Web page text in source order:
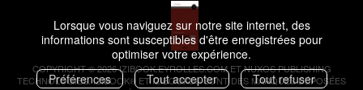
Lorsque vous naviguez sur notre site internet, des
informations sont susceptibles d'être enregistrées pour
optimiser votre expérience.
Préférences
Tout accepter Tout refuser
COPYRIGHT © 2026 IZIBOOK.EYROLLES.COM ET NUXOS PUBLISHING
TECHNOLOGIES.IZIBOOK® ETIZIBOOKS®SONT DES MARQUES DÉPOSÉES